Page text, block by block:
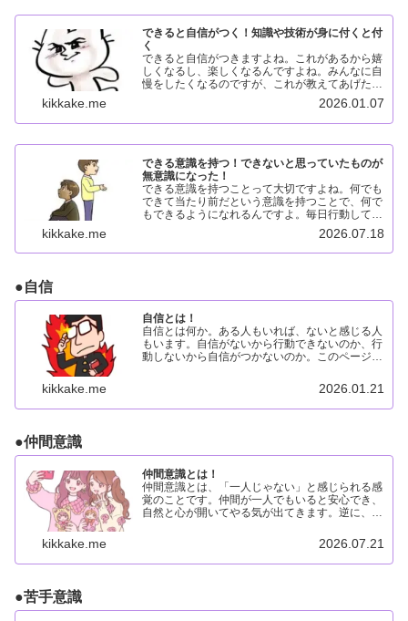
できると自信がつく！知識や技術が身に付くと付
く
できると自信がつきますよね。これがあるから嬉
しくなるし、楽しくなるんですよね。みんなに自
慢をしたくなるのですが、これが教えてあげたく
なるということなんですよね。できると自信がつ
く理由できると自信がつく理由は、行動すると不
安がなくなるからです...
kikkake.me 2026.01.07
できる意識を持つ！できないと思っていたものが
無意識になった！
できる意識を持つことって大切ですよね。何でも
できて当たり前だという意識を持つことで、何で
もできるようになれるんですよ。毎日行動してい
れば、いつか分かる時がくるはずです。できる意
識を持つ理由できる意識を持つ理由は、できない
と思っていると本当に...
kikkake.me 2026.07.18
●自信
自信とは！
自信とは何か。ある人もいれば、ないと感じる人
もいます。自信がないから行動できないのか、行
動しないから自信がつかないのか。このページで
整理しています。自信とは！●自信が無い●自信
kikkake.me 2026.01.21
●仲間意識
仲間意識とは！
仲間意識とは、「一人じゃない」と感じられる感
覚のことです。仲間が一人でもいると安心でき、
自然と心が開いてやる気が出てきます。逆に、一
です。このページでは、仲間意識がなぜやる気に
kikkake.me 2026.07.21
●苦手意識